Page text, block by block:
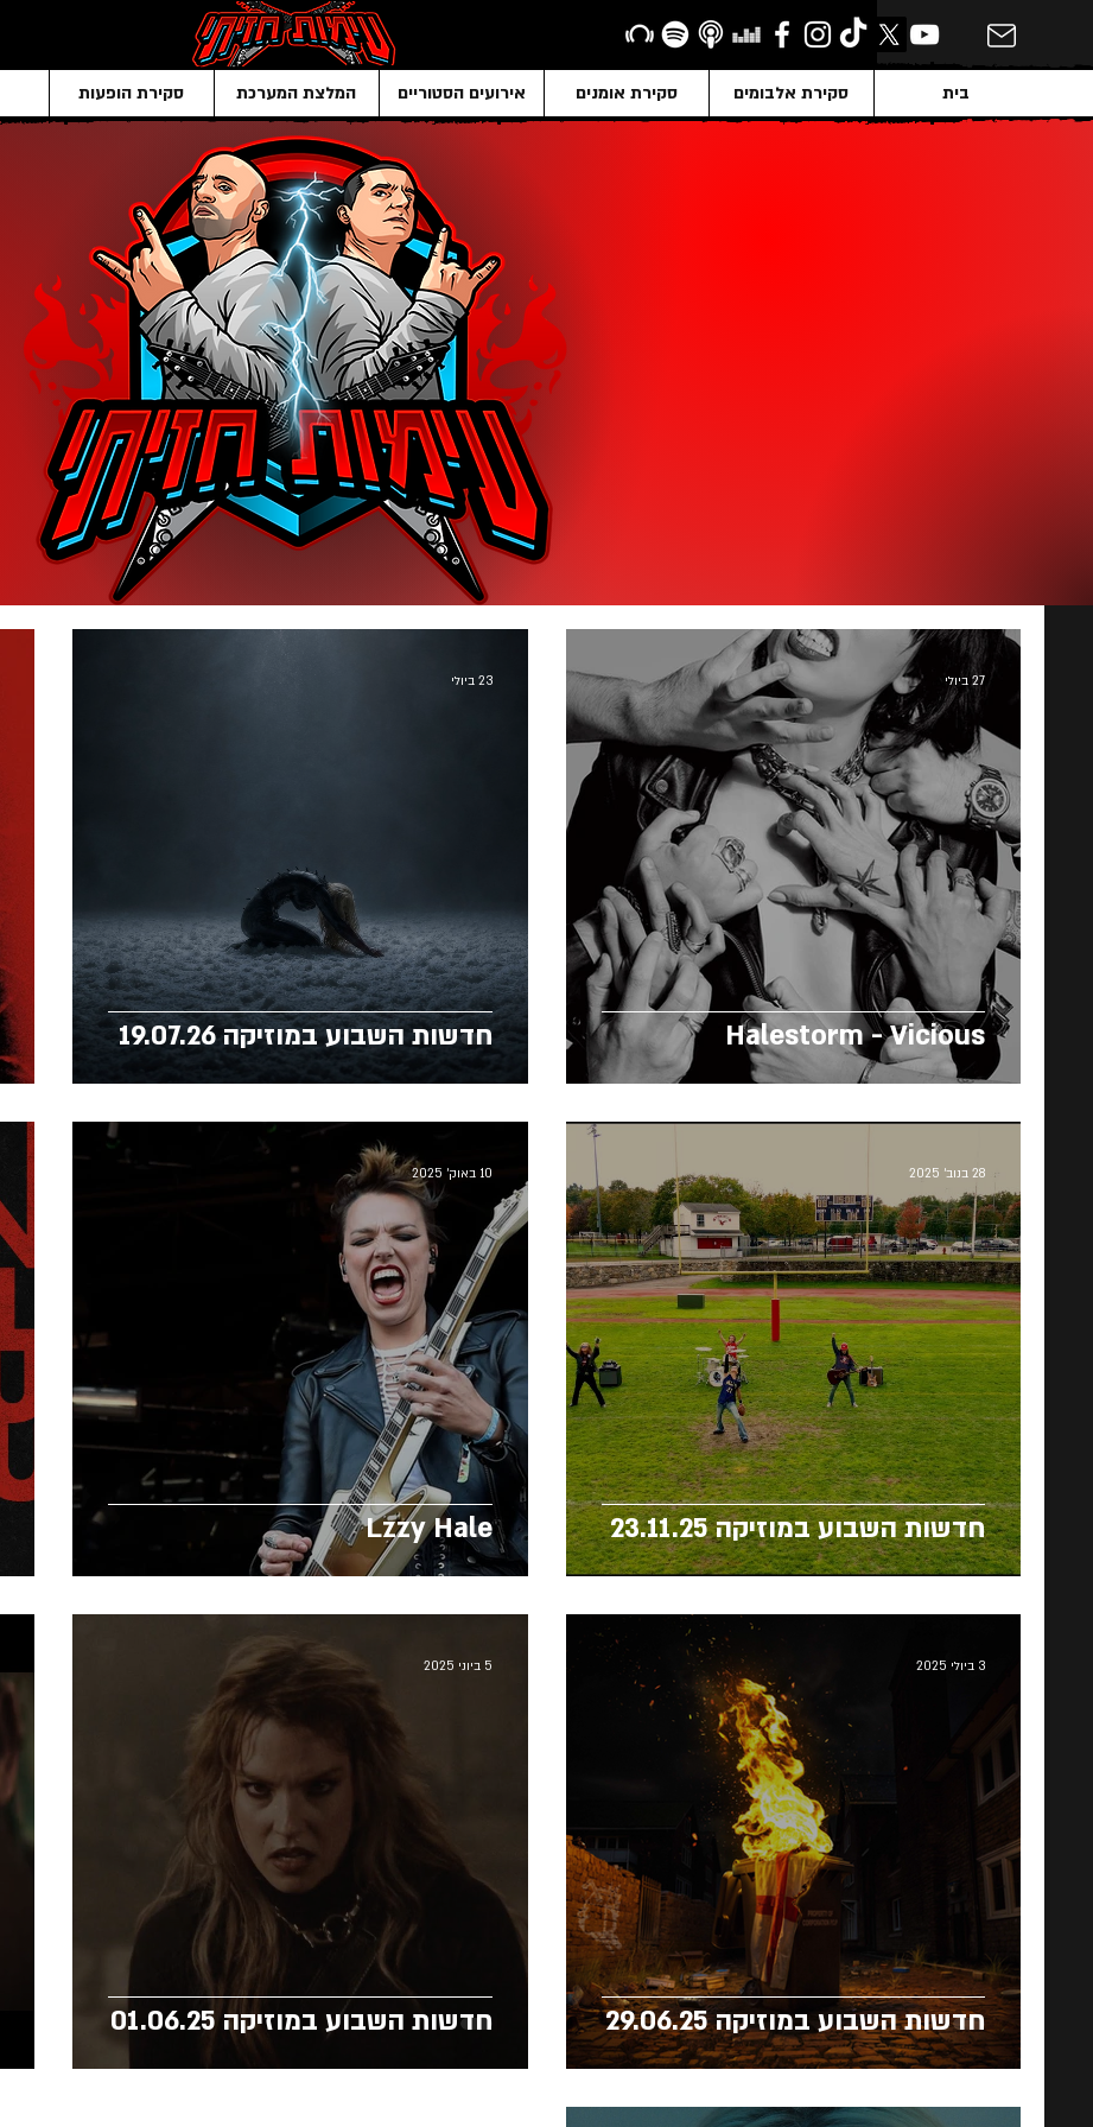
בית סקירת אלבומים סקירת אומנים אירועים הסטוריים המלצת המערכת סקירת הופעות
Halestorm - Vicious
27 ביולי
חדשות השבוע במוזיקה 19.07.26
23 ביולי
חדשות השבוע במוזיקה 23.11.25
28 בנוב׳ 2025
Lzzy Hale
10 באוק׳ 2025
חדשות השבוע במוזיקה 29.06.25
3 ביולי 2025
חדשות השבוע במוזיקה 01.06.25
5 ביוני 2025